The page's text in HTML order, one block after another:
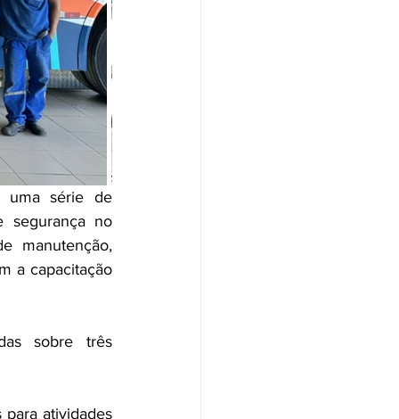
uma série de
segurança no
manutenção,
a capacitação
sobre três
para atividades